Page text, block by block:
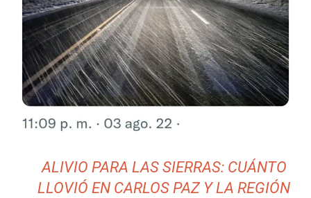
ALIVIO PARA LAS SIERRAS: CUÁNTO
LLOVIÓ EN CARLOS PAZ Y LA REGIÓN